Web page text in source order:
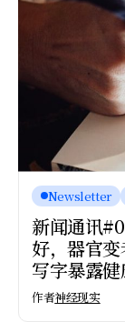
Newsletter
新闻通讯
好，器官
写字暴露
作者神经现实